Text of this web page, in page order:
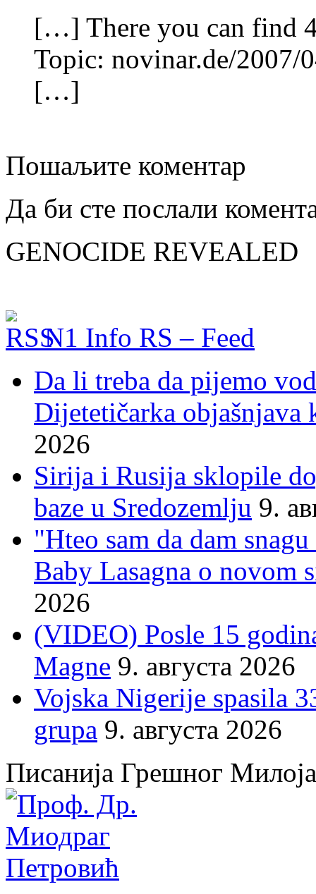
[…] There you can find
Topic: novinar.de/2007/
[…]
Пошаљите коментар
Да би сте послали
GENOCIDE REVEALED
N1 Info RS – Feed
Da li treba da pijemo
Dijetetičarka
2026
Sirija i Rusija sklopile
baze u Sredozemlju 9.
"Hteo sam da dam
Baby Lasagna o novom
2026
(VIDEO) Posle 15
Magne 9. августа 2026
Vojska Nigerije spasila
grupa 9. августа 2026
Писанија Грешног Милоја